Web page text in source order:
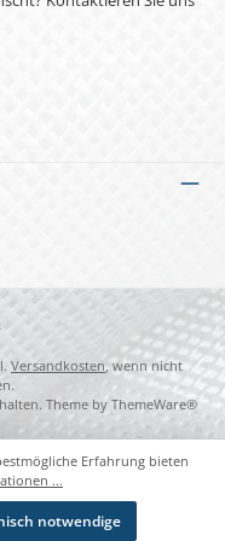
Versandkosten, wenn nicht
Theme by ThemeWare®
Erfahrung bieten
...
notwendige